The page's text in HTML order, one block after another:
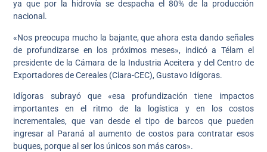
ya que por la hidrovía se despacha el 80% de la producción
nacional.
«Nos preocupa mucho la bajante, que ahora esta dando señales
de profundizarse en los próximos meses», indicó a Télam el
presidente de la Cámara de la Industria Aceitera y del Centro de
Exportadores de Cereales (Ciara-CEC), Gustavo Idígoras.
Idígoras subrayó que «esa profundización tiene impactos
importantes en el ritmo de la logística y en los costos
incrementales, que van desde el tipo de barcos que pueden
ingresar al Paraná al aumento de costos para contratar esos
buques, porque al ser los únicos son más caros».